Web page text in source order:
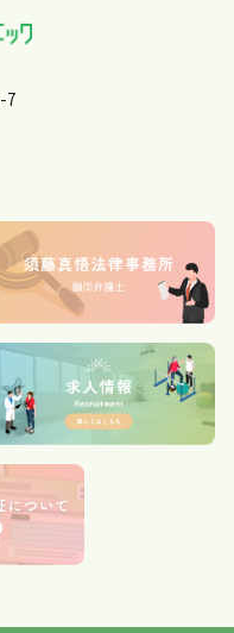
7